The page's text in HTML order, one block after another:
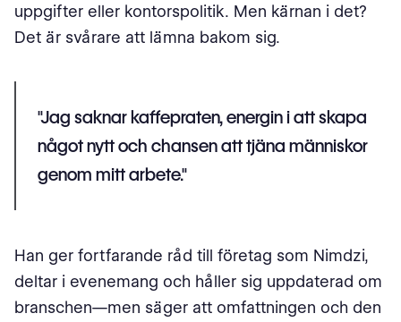
uppgifter eller kontorspolitik. Men kärnan i det?
Det är svårare att lämna bakom sig.
"Jag saknar kaffepraten, energin i att skapa
något nytt och chansen att tjäna människor
genom mitt arbete."
Han ger fortfarande råd till företag som Nimdzi,
deltar i evenemang och håller sig uppdaterad om
branschen—men säger att omfattningen och den